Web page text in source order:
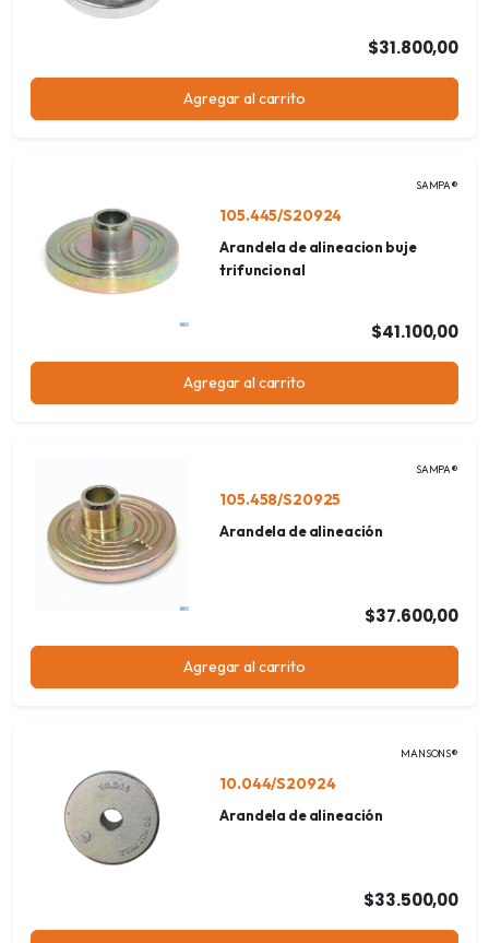
$31.800,00
Agregar al carrito
SAMPA®
105.445/S20924
Arandela de alineacion buje
trifuncional
$41.100,00
Agregar al carrito
SAMPA®
105.458/S20925
Arandela de alineación
$37.600,00
Agregar al carrito
MANSONS®
10.044/S20924
Arandela de alineación
$33.500,00